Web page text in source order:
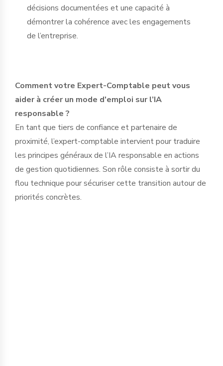
décisions documentées et une capacité à
démontrer la cohérence avec les engagements
de l’entreprise.
Comment votre Expert-Comptable peut vous
aider à créer un mode d'emploi sur l’IA
responsable ?
En tant que tiers de confiance et partenaire de
proximité, l’expert-comptable intervient pour traduire
les principes généraux de l’IA responsable en actions
de gestion quotidiennes. Son rôle consiste à sortir du
flou technique pour sécuriser cette transition autour de
priorités concrètes.